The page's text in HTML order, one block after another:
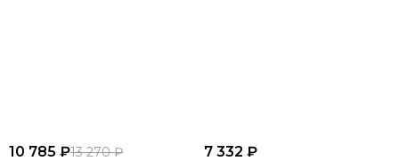
10 785 ₽13 270 ₽
7 332 ₽